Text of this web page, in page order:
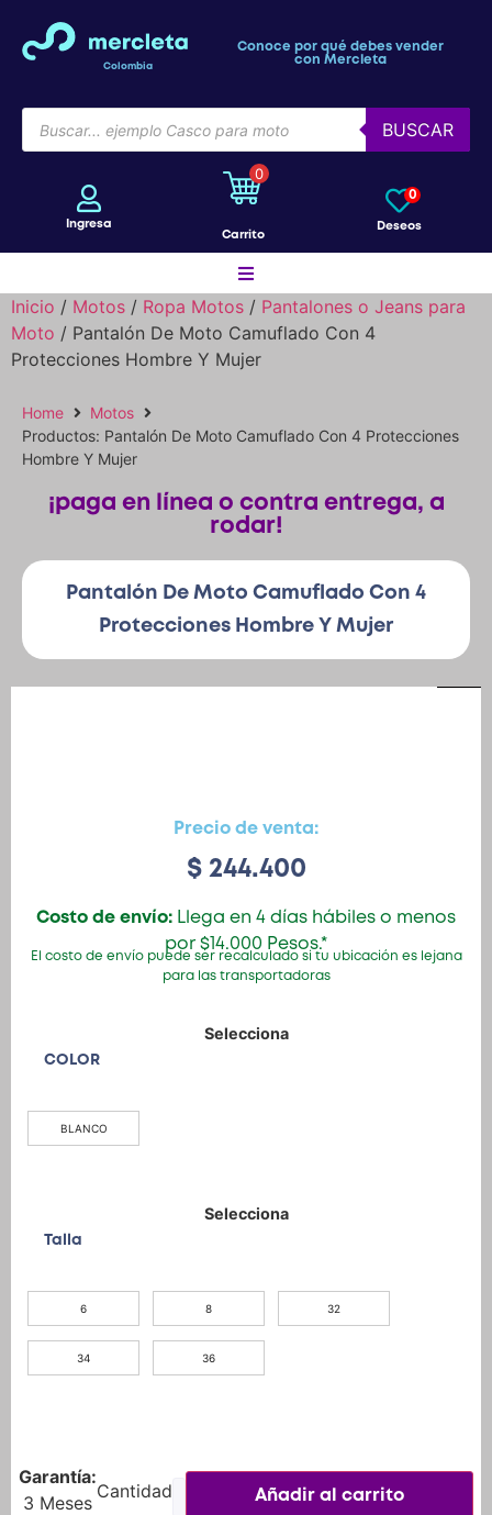
Colombia
Conoce por qué debes vender
con Mercleta
BUSCAR
Ingresa
0
Carrito
Deseos
0
Motos
Patinetas
Quiero Vender
Inicio / Motos / Ropa Motos / Pantalones o Jeans para
Moto / Pantalón De Moto Camuflado Con 4
Protecciones Hombre Y Mujer
Home
Motos
Productos: Pantalón De Moto Camuflado Con 4 Protecciones
Hombre Y Mujer
¡paga en línea o contra entrega, a
rodar!
Pantalón De Moto Camuflado Con 4
Protecciones Hombre Y Mujer
Precio de venta:
$244.400
Costo de envío: Llega en 4 días hábiles o menos
por $14.000 Pesos.*
El costo de envío puede ser recalculado si tu ubicación es lejana
para las transportadoras
COLOR
BLANCO
Talla
6 8 32
34 36
Garantía:
3 Meses
Añadir al carrito